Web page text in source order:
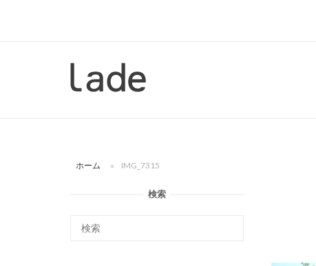
ー
ホーム » IMG_7315
検索